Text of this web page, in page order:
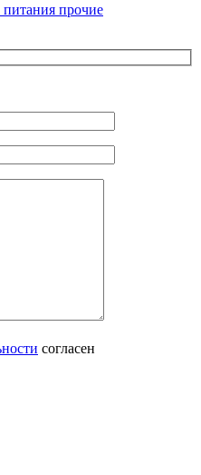
прочие
согласен